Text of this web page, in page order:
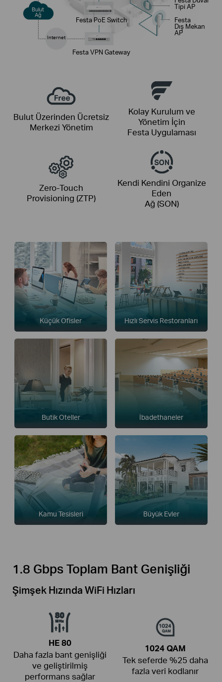
Festa PoE Switch
Festa VPN Gateway
Tipi AP
Festa
Dış Mekan
AP
Bulut
Ağ
Internet
Bulut Üzerinden Ücretsiz
Merkezi Yönetim
Kolay Kurulum ve
Yönetim İçin
Festa Uygulaması
Zero-Touch
Provisioning (ZTP)
Kendi Kendini Organize
Eden
Ağ (SON)
Küçük Ofisler Hızlı Servis Restoranları
Butik Oteller İbadethaneler
Kamu Tesisleri Büyük Evler
1.8 Gbps Toplam Bant Genişliği
Şimşek Hızında WiFi Hızları
HE 80
Daha fazla bant genişliği
ve geliştirilmiş
performans sağlar
1024 QAM
Tek seferde %25 daha
fazla veri kodlanır